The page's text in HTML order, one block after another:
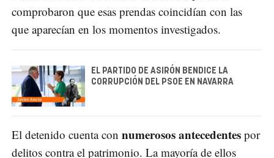
comprobaron que esas prendas coincidían con las
que aparecían en los momentos investigados.
EL PARTIDO DE ASIRÓN BENDICE LA
CORRUPCIÓN DEL PSOE EN NAVARRA
El detenido cuenta con numerosos antecedentes por
delitos contra el patrimonio. La mayoría de ellos